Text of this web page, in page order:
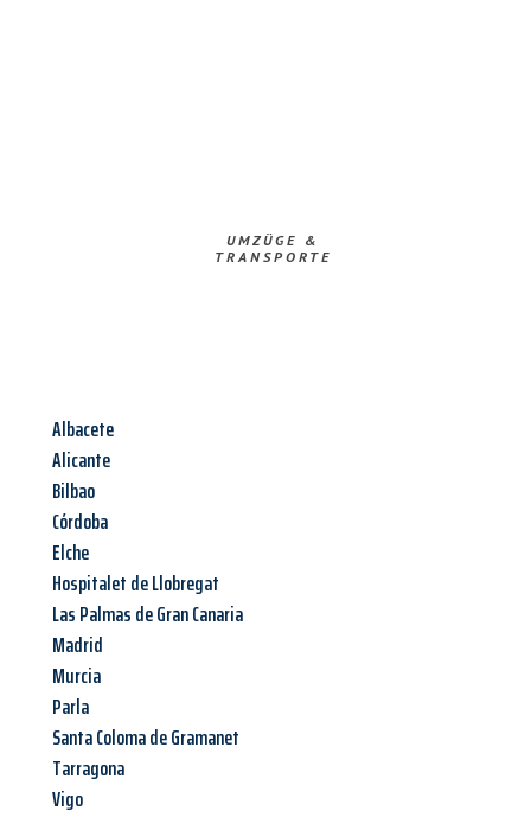
UMZÜGE &
TRANSPORTE
Albacete
Alicante
Bilbao
Córdoba
Elche
Hospitalet de Llobregat
Las Palmas de Gran Canaria
Madrid
Murcia
Parla
Santa Coloma de Gramanet
Tarragona
Vigo